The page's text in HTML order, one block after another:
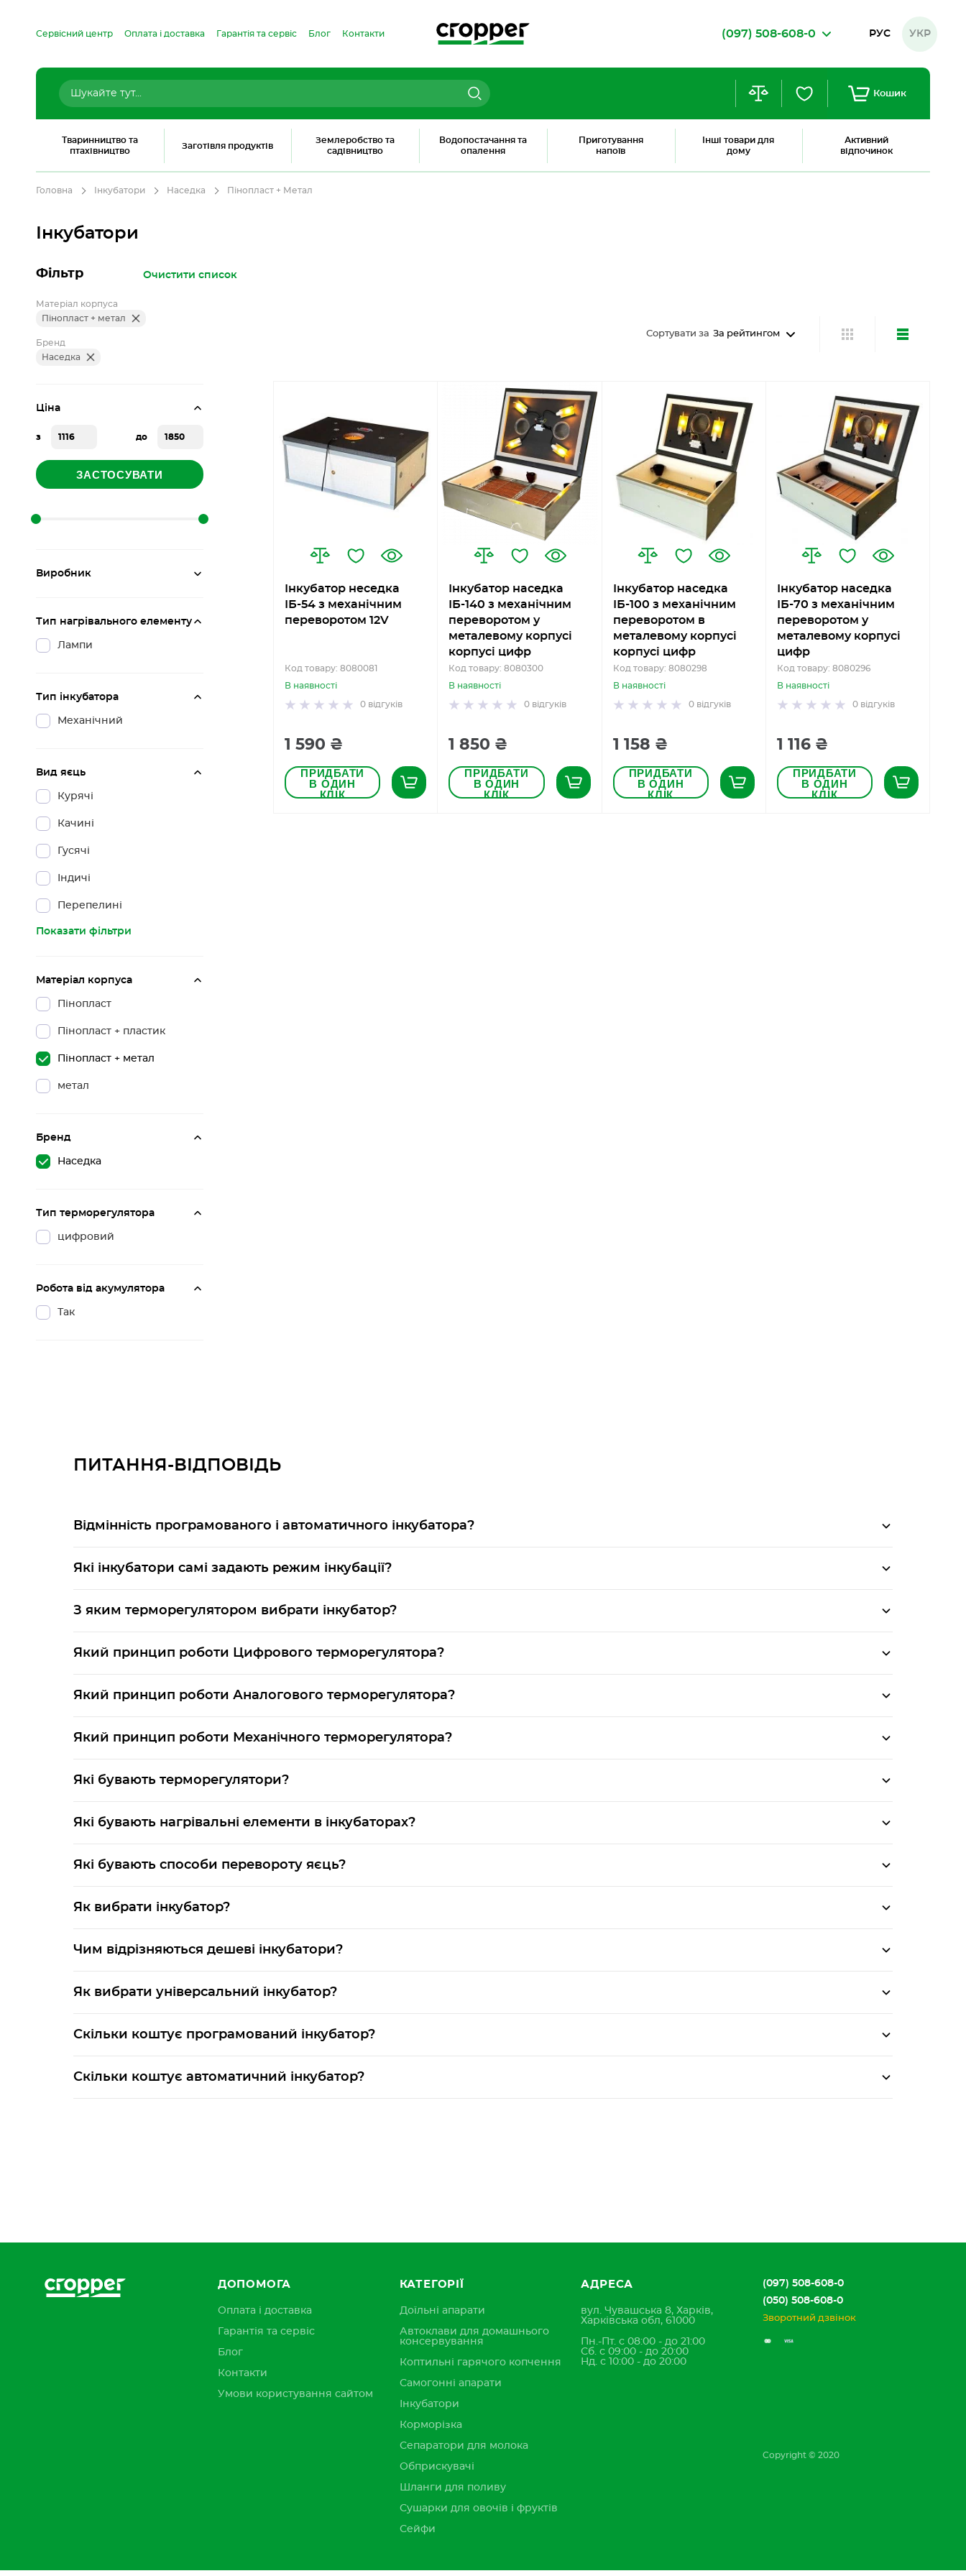
РУС УКР
Тваринництво та
птахівництво
Заготівля продуктів
Землеробство та
садівництво
Водопостачання та
опалення
Приготування
напоїв
Інші товари для
дому
Активний
відпочинок
Сервісний центр Оплата і доставка Гарантія та сервіс Блог Контакти (097) 508-608-0
Кошик
Головна Інкубатори Наседка Пінопласт + Метал
Інкубатори
Сортувати за За рейтингом
Інкубатор неседка
ІБ-54 з механічним
переворотом 12V
Код товару: 8080081
В наявності
0 відгуків
1 590 ₴
ПРИДБАТИ
В ОДИН
КЛІК
Інкубатор наседка
ІБ-140 з механічним
переворотом у
металевому корпусі
корпусі цифр
Код товару: 8080300
В наявності
0 відгуків
1 850 ₴
ПРИДБАТИ
В ОДИН
КЛІК
Інкубатор наседка
ІБ-100 з механічним
переворотом в
металевому корпусі
корпусі цифр
Код товару: 8080298
В наявності
0 відгуків
1 158 ₴
ПРИДБАТИ
В ОДИН
КЛІК
Інкубатор наседка
ІБ-70 з механічним
переворотом у
металевому корпусі
цифр
Код товару: 8080296
В наявності
0 відгуків
1 116 ₴
ПРИДБАТИ
В ОДИН
КЛІК
Фільтр Очистити список
Матеріал корпуса
Пінопласт + метал
Бренд
Наседка
Ціна
з до
ЗАСТОСУВАТИ
Виробник
Тип нагрівального елементу
Лампи
Тип інкубатора
Механічний
Вид яєць
Курячі
Качині
Гусячі
Індичі
Перепелині
Показати фільтри
Матеріал корпуса
Пінопласт
Пінопласт + пластик
Пінопласт + метал
метал
Бренд
Наседка
Тип терморегулятора
цифровий
Робота від акумулятора
Так
ПИТАННЯ-ВІДПОВІДЬ
Відмінність програмованого і автоматичного інкубатора?
Які інкубатори самі задають режим інкубації?
З яким терморегулятором вибрати інкубатор?
Який принцип роботи Цифрового терморегулятора?
Який принцип роботи Аналогового терморегулятора?
Який принцип роботи Механічного терморегулятора?
Які бувають терморегулятори?
Які бувають нагрівальні елементи в інкубаторах?
Які бувають способи перевороту яєць?
Як вибрати інкубатор?
Чим відрізняються дешеві інкубатори?
Як вибрати універсальний інкубатор?
Скільки коштує програмований інкубатор?
Скільки коштує автоматичний інкубатор?
ДОПОМОГА
Оплата і доставка
Гарантія та сервіс
Блог
Контакти
Умови користування сайтом
КАТЕГОРІЇ
Доїльні апарати
Автоклави для домашнього
консервування
Коптильні гарячого копчення
Самогонні апарати
Інкубатори
Корморізка
Сепаратори для молока
Обприскувачі
Шланги для поливу
Сушарки для овочів і фруктів
Сейфи
АДРЕСА
вул. Чувашська 8, Харків,
Харківська обл, 61000
Пн.-Пт. с 08:00 - до 21:00
Сб. с 09:00 - до 20:00
Нд. с 10:00 - до 20:00
(097) 508-608-0
(050) 508-608-0
Зворотний дзвінок
Copyright © 2020